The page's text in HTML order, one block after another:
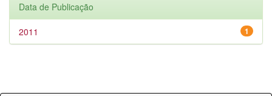
Data de Publicação
1
2011